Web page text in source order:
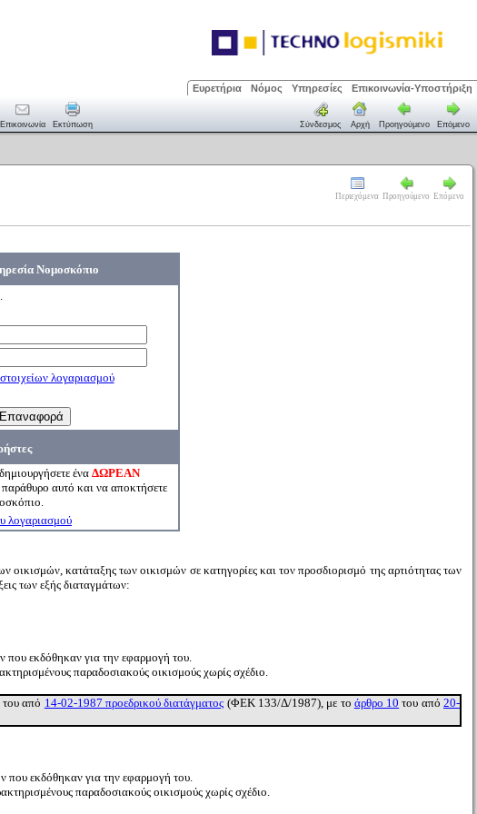
Ευρετήρια Νόμος Υπηρεσίες Επικοινωνία-Υποστήριξη
Επικοινωνία Εκτύπωση Σύνδεσμος Αρχή Προηγούμενο Επόμενο